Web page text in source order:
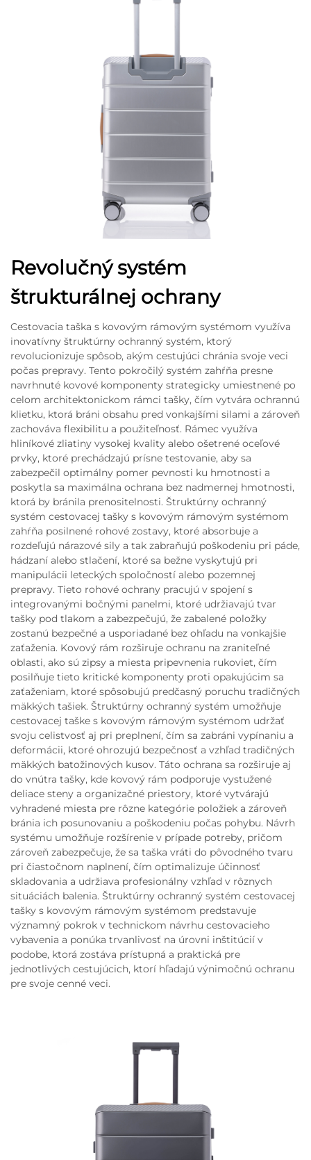
Revolučný systém
štrukturálnej ochrany
Cestovacia taška s kovovým rámovým systémom využíva
inovatívny štruktúrny ochranný systém, ktorý
revolucionizuje spôsob, akým cestujúci chránia svoje veci
počas prepravy. Tento pokročilý systém zahŕňa presne
navrhnuté kovové komponenty strategicky umiestnené po
celom architektonickom rámci tašky, čím vytvára ochrannú
klietku, ktorá bráni obsahu pred vonkajšími silami a zároveň
zachováva flexibilitu a použiteľnosť. Rámec využíva
hliníkové zliatiny vysokej kvality alebo ošetrené oceľové
prvky, ktoré prechádzajú prísne testovanie, aby sa
zabezpečil optimálny pomer pevnosti ku hmotnosti a
poskytla sa maximálna ochrana bez nadmernej hmotnosti,
ktorá by bránila prenositelnosti. Štruktúrny ochranný
systém cestovacej tašky s kovovým rámovým systémom
zahŕňa posilnené rohové zostavy, ktoré absorbuje a
rozdeľujú nárazové sily a tak zabraňujú poškodeniu pri páde,
hádzaní alebo stlačení, ktoré sa bežne vyskytujú pri
manipulácii leteckých spoločností alebo pozemnej
prepravy. Tieto rohové ochrany pracujú v spojení s
integrovanými bočnými panelmi, ktoré udržiavajú tvar
tašky pod tlakom a zabezpečujú, že zabalené položky
zostanú bezpečné a usporiadané bez ohľadu na vonkajšie
zaťaženia. Kovový rám rozširuje ochranu na zraniteľné
oblasti, ako sú zipsy a miesta pripevnenia rukoviet, čím
posilňuje tieto kritické komponenty proti opakujúcim sa
zaťaženiam, ktoré spôsobujú predčasný poruchu tradičných
mäkkých tašiek. Štruktúrny ochranný systém umožňuje
cestovacej taške s kovovým rámovým systémom udržať
svoju celistvosť aj pri preplnení, čím sa zabráni vypínaniu a
deformácii, ktoré ohrozujú bezpečnosť a vzhľad tradičných
mäkkých batožinových kusov. Táto ochrana sa rozširuje aj
do vnútra tašky, kde kovový rám podporuje vystužené
deliace steny a organizačné priestory, ktoré vytvárajú
vyhradené miesta pre rôzne kategórie položiek a zároveň
bránia ich posunovaniu a poškodeniu počas pohybu. Návrh
systému umožňuje rozšírenie v prípade potreby, pričom
zároveň zabezpečuje, že sa taška vráti do pôvodného tvaru
pri čiastočnom naplnení, čím optimalizuje účinnosť
skladovania a udržiava profesionálny vzhľad v rôznych
situáciách balenia. Štruktúrny ochranný systém cestovacej
tašky s kovovým rámovým systémom predstavuje
významný pokrok v technickom návrhu cestovacieho
vybavenia a ponúka trvanlivosť na úrovni inštitúcií v
podobe, ktorá zostáva prístupná a praktická pre
jednotlivých cestujúcich, ktorí hľadajú výnimočnú ochranu
pre svoje cenné veci.